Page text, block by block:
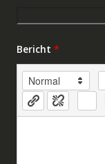
Bericht *